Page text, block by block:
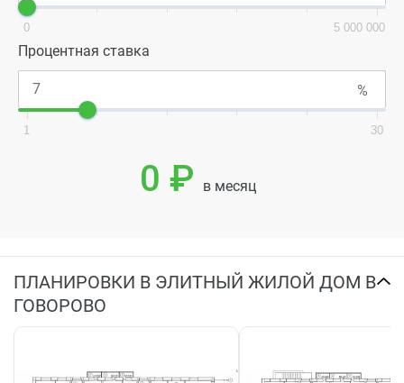
0 5 000 000
Процентная ставка
1 30
0 ₽ в месяц
ПЛАНИРОВКИ В ЭЛИТНЫЙ ЖИЛОЙ ДОМ В
ГОВОРОВО